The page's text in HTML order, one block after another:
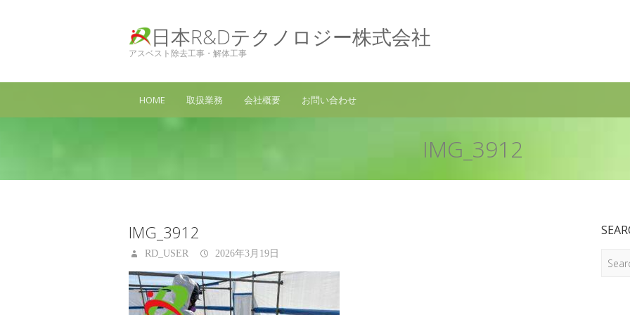
日本R&Dテクノロジー株式会社
アスベスト除去工事・解体工事
HOME 取扱業務 会社概要 お問い合わせ
IMG_3912
IMG_3912
RD_USER 2026年3月19日